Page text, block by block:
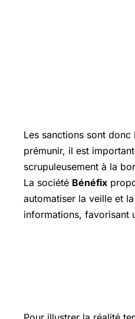
Les sanctions sont donc
prémunir, il est
scrupuleusement à la
La société Bénéfix
automatiser la veille et
informations, favorisant